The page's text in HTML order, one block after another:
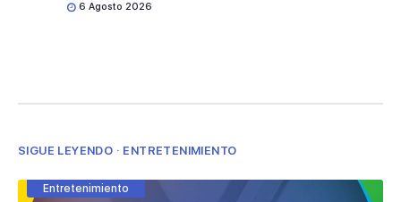
6 Agosto 2026
SIGUE LEYENDO · ENTRETENIMIENTO
Entretenimiento